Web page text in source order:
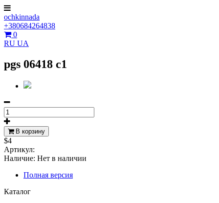
ochkinnada
+380684264838
0
RU UA
pgs 06418 c1
В корзину
$4
Артикул:
Наличие: Нет в наличии
Полная версия
Каталог